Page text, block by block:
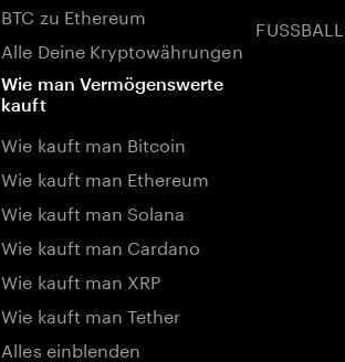
BTC zu Ethereum
Alle Deine Kryptowährungen
Wie man Vermögenswerte
kauft
Wie kauft man Bitcoin
Wie kauft man Ethereum
Wie kauft man Solana
Wie kauft man Cardano
Wie kauft man XRP
Wie kauft man Tether
Alles einblenden